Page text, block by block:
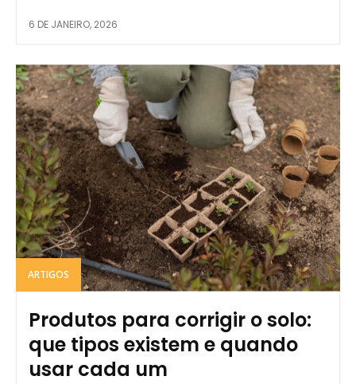
6 DE JANEIRO, 2026
ARTIGOS
Produtos para corrigir o solo:
que tipos existem e quando
usar cada um